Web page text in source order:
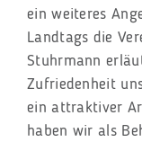
ein weiteres
Landtags die
Stuhrmann
Zufriedenheit
ein attraktiver
haben wir als